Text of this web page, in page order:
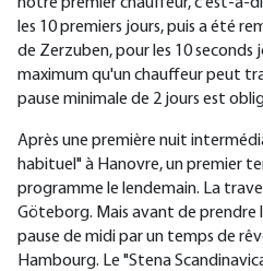
les 10 premiers jours, puis a été
de Zerzuben, pour les 10 seconds
maximum qu'un chauffeur peut
pause minimale de 2 jours est
Après une première nuit
habituel" à Hanovre, un premier
programme le lendemain. La
Göteborg. Mais avant de prendre
pause de midi par un temps de
Hambourg. Le "Stena